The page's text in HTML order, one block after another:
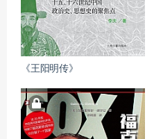
《王阳明传》